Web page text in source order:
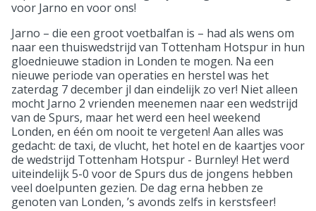
voor Jarno en voor ons!
Jarno – die een groot voetbalfan is – had als wens om
naar een thuiswedstrijd van Tottenham Hotspur in hun
gloednieuwe stadion in Londen te mogen. Na een
nieuwe periode van operaties en herstel was het
zaterdag 7 december jl dan eindelijk zo ver! Niet alleen
mocht Jarno 2 vrienden meenemen naar een wedstrijd
van de Spurs, maar het werd een heel weekend
Londen, en één om nooit te vergeten! Aan alles was
gedacht: de taxi, de vlucht, het hotel en de kaartjes voor
de wedstrijd Tottenham Hotspur - Burnley! Het werd
uiteindelijk 5-0 voor de Spurs dus de jongens hebben
veel doelpunten gezien. De dag erna hebben ze
genoten van Londen, ’s avonds zelfs in kerstsfeer!